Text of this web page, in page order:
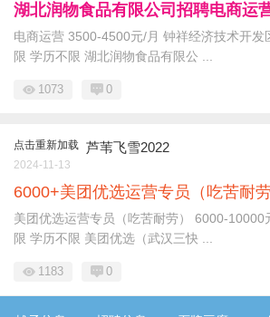
湖北润物食品有限公司招聘电商运
电商运营 3500-4500元/月 钟祥经济技术开发
限 学历不限 湖北润物食品有限公 ...
1073 0
点击重新加载 芦苇飞雪2022
2024-11-13
6000+美团优选运营专员（吃苦耐劳
美团优选运营专员（吃苦耐劳） 6000-10000
限 学历不限 美团优选（武汉三快 ...
1183 0